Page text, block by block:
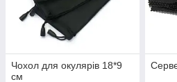
Чохол для окулярів 18*9
см